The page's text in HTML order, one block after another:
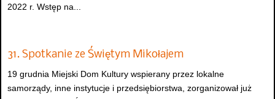
2022 r. Wstęp na...
31. Spotkanie ze Świętym Mikołajem
19 grudnia Miejski Dom Kultury wspierany przez lokalne
samorządy, inne instytucje i przedsiębiorstwa, zorganizował już